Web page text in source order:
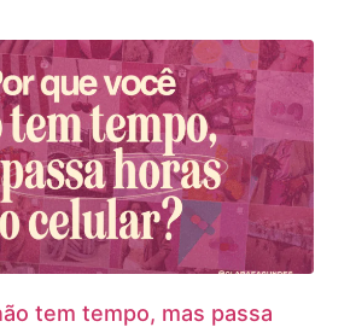
tem tempo, mas passa